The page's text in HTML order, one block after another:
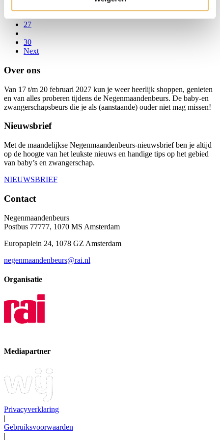
27
30
Next
Over ons
Van 17 t/m 20 februari 2027 kun je weer heerlijk shoppen, genieten
en van alles proberen tijdens de Negenmaandenbeurs. De baby-en
zwangerschapsbeurs die je als (aanstaande) ouder niet mag missen!
Nieuwsbrief
Met de maandelijkse Negenmaandenbeurs-nieuwsbrief ben je altijd
op de hoogte van het leukste nieuws en handige tips op het gebied
van baby’s en zwangerschap.
NIEUWSBRIEF
Contact
Negenmaandenbeurs
Postbus 77777, 1070 MS Amsterdam
Europaplein 24, 1078 GZ Amsterdam
negenmaandenbeurs@rai.nl
Organisatie
Mediapartner
Privacyverklaring
|
Gebruiksvoorwaarden
|